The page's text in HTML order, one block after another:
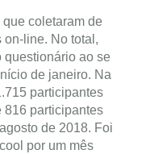
coletaram de
on-line. No total,
questionário ao se
de janeiro. Na
participantes
816 participantes
de 2018. Foi
por um mês